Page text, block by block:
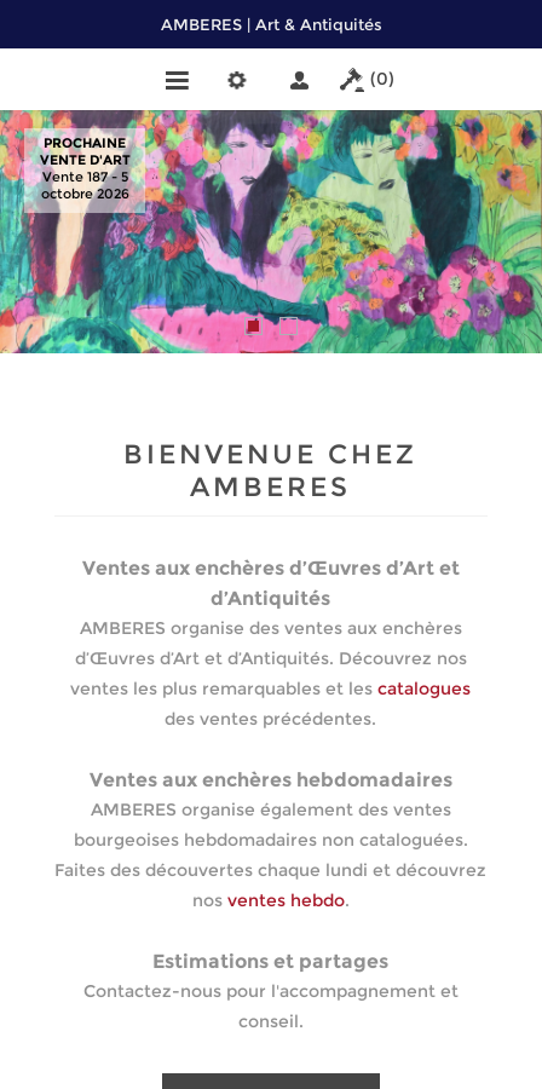
AMBERES | Art & Antiquités
(0)
PROCHAINE
VENTE D'ART
Vente 187 - 5
octobre 2026
BIENVENUE CHEZ
AMBERES
Ventes aux enchères d’Œuvres d’Art et
d’Antiquités
AMBERES organise des ventes aux enchères
d’Œuvres d’Art et d’Antiquités. Découvrez nos
ventes les plus remarquables et lescatalogues
des ventes précédentes.
Ventes aux enchères hebdomadaires
AMBERES organise également des ventes
bourgeoises hebdomadaires non cataloguées.
Faites des découvertes chaque lundi et découvrez
nos ventes hebdo.
Estimations et partages
Contactez-nous pour l'accompagnement et
conseil.